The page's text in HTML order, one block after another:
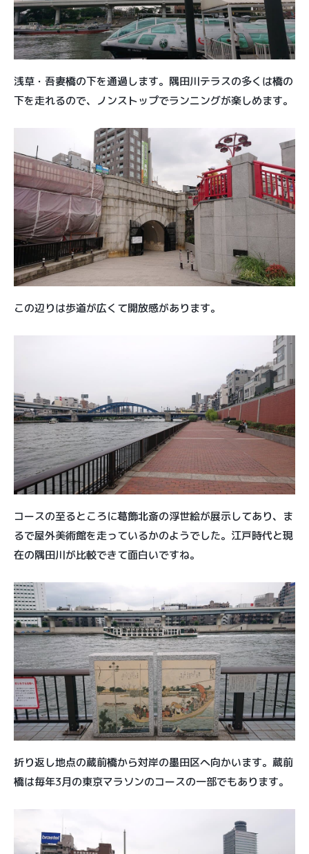
浅草・吾妻橋の下を通過します。隅田川テラスの多くは橋の
下を走れるので、ノンストップでランニングが楽しめます。
この辺りは歩道が広くて開放感があります。
コースの至るところに葛飾北斎の浮世絵が展示してあり、ま
るで屋外美術館を走っているかのようでした。江戸時代と現
在の隅田川が比較できて面白いですね。
折り返し地点の蔵前橋から対岸の墨田区へ向かいます。蔵前
橋は毎年3月の東京マラソンのコースの一部でもあります。